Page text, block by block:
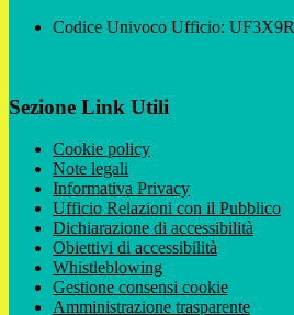
Codice Univoco Ufficio: UF3X9R
Sezione Link Utili
Cookie policy
Note legali
Informativa Privacy
Ufficio Relazioni con il Pubblico
Dichiarazione di accessibilità
Obiettivi di accessibilità
Whistleblowing
Gestione consensi cookie
Amministrazione trasparente